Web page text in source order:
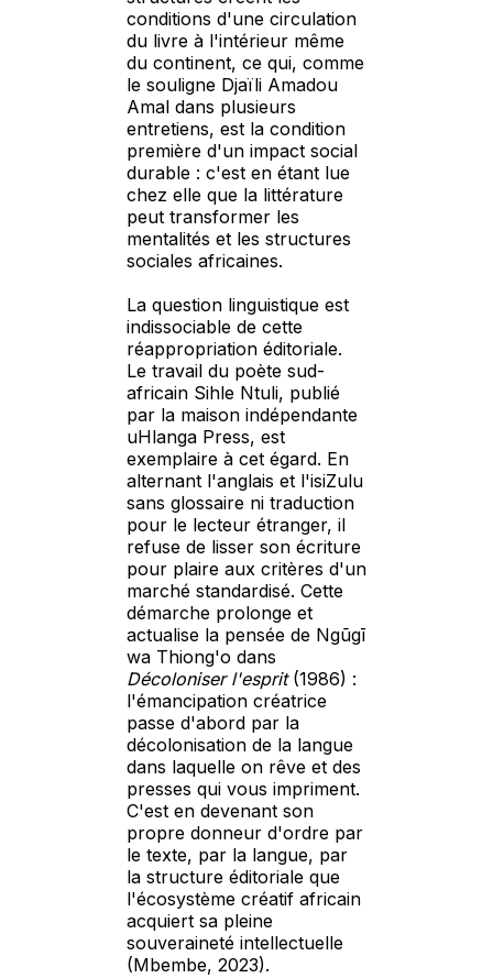
conditions d'une circulation
du livre à l'intérieur même
du continent, ce qui, comme
le souligne Djaïli Amadou
Amal dans plusieurs
entretiens, est la condition
première d'un impact social
durable : c'est en étant lue
chez elle que la littérature
peut transformer les
mentalités et les structures
sociales africaines.
La question linguistique est
indissociable de cette
réappropriation éditoriale.
Le travail du poète sud-
africain Sihle Ntuli, publié
par la maison indépendante
uHlanga Press, est
exemplaire à cet égard. En
alternant l'anglais et l'isiZulu
sans glossaire ni traduction
pour le lecteur étranger, il
refuse de lisser son écriture
pour plaire aux critères d'un
marché standardisé. Cette
démarche prolonge et
actualise la pensée de Ngũgī
wa Thiong'o dans
Décoloniser l'esprit(1986) :
l'émancipation créatrice
passe d'abord par la
décolonisation de la langue
dans laquelle on rêve et des
presses qui vous impriment.
C'est en devenant son
propre donneur d'ordre par
le texte, par la langue, par
la structure éditoriale que
l'écosystème créatif africain
acquiert sa pleine
souveraineté intellectuelle
(Mbembe, 2023).